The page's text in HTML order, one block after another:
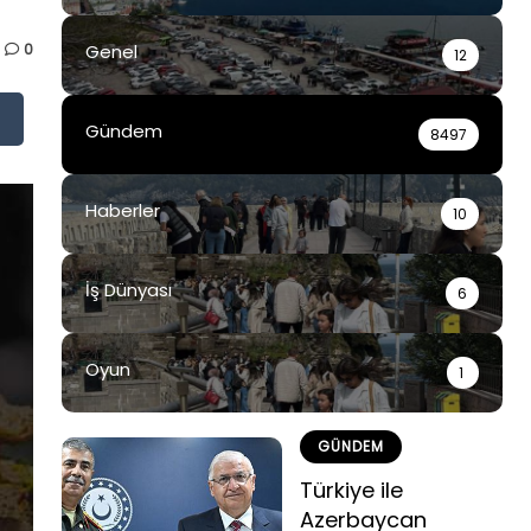
0 Genel 12
Gündem 8497
Haberler 10
İş Dünyası 6
Oyun 1
GÜNDEM
Türkiye ile
Azerbaycan